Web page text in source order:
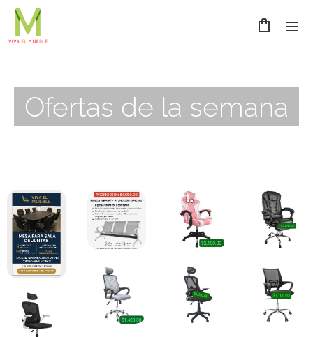
Ofertas de la semana